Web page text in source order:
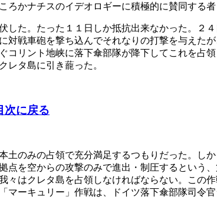
ろかナチスのイデオロギーに積極的に賛同する
た。たった１１日しか抵抗出来なかった。２
対戦車砲を撃ち込んでそれなりの打撃を与えた
コリント地峡に落下傘部隊が降下してこれを占
レタ島に引き蘢った。
次に戻る
土のみの占領で充分満足するつもりだった。し
点を空からの攻撃のみで進出・制圧するという
々はクレタ島を占領しなければならない。この
マーキュリー」作戦は、ドイツ落下傘部隊司令